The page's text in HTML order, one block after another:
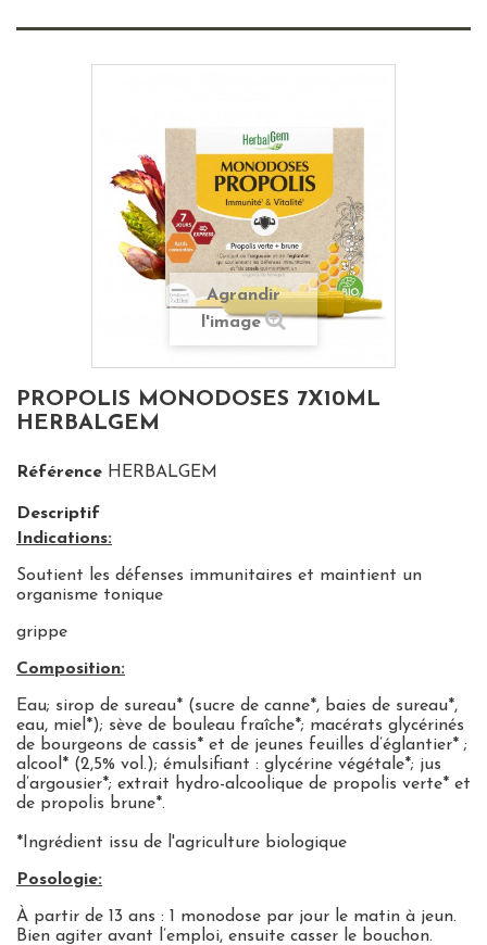
Agrandir
l'image
PROPOLIS MONODOSES 7X10ML
HERBALGEM
Référence HERBALGEM
Descriptif
Indications:
Soutient les défenses immunitaires et maintient un
organisme tonique
grippe
Composition:
Eau; sirop de sureau* (sucre de canne*, baies de sureau*,
eau, miel*); sève de bouleau fraîche*; macérats glycérinés
de bourgeons de cassis* et de jeunes feuilles d’églantier* ;
alcool* (2,5% vol.); émulsifiant : glycérine végétale*; jus
d’argousier*; extrait hydro-alcoolique de propolis verte* et
de propolis brune*.
*Ingrédient issu de l'agriculture biologique
Posologie:
À partir de 13 ans : 1 monodose par jour le matin à jeun.
Bien agiter avant l’emploi, ensuite casser le bouchon.